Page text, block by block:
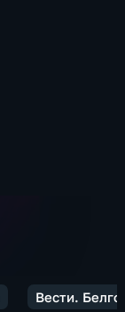
Вести.